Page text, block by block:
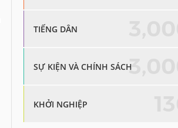
TIẾNG DÂN
SỰ KIỆN VÀ CHÍNH SÁCH3,000
KHỞI NGHIỆP